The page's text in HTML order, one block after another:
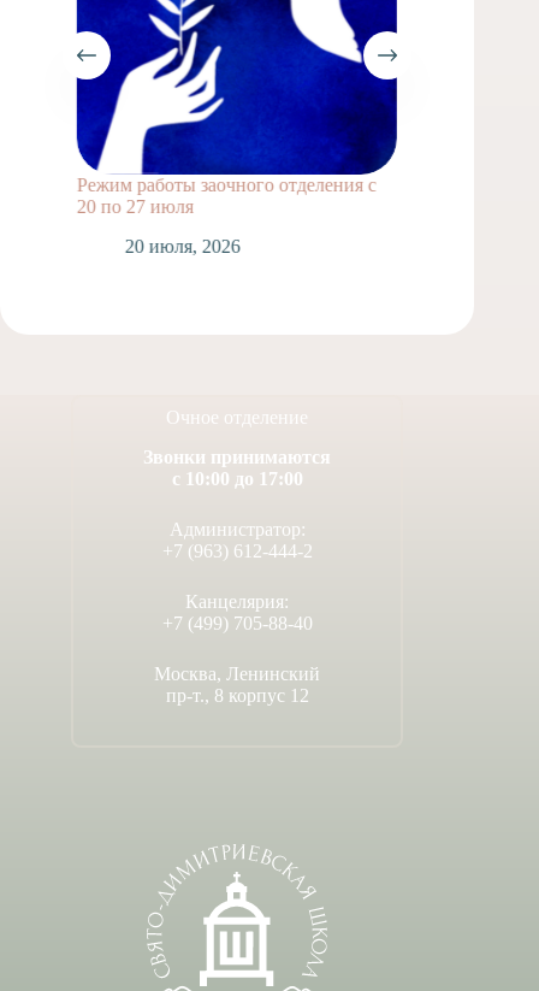
Режим работы заочного отделения с
20 по 27 июля
20 июля, 2026
Очное отделение
Звонки принимаются
с 10:00 до 17:00
Администратор:
+7 (963) 612-444-2
Канцелярия:
+7 (499) 705-88-40
Москва, Ленинский
пр-т., 8 корпус 12